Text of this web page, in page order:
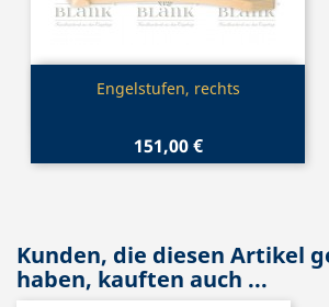
Vorschau
Engelstufen, rechts
151,00 €
Kunden, die diesen Artikel
haben, kauften auch ...